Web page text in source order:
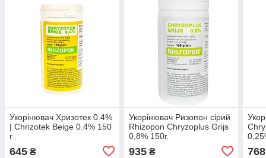
Укорінювач Хризотек 0.4%
| Chrizotek Beige 0.4% 150
г
645 ₴
Укорінювач Ризопон сірий
Rhizopon Chryzoplus Grijs
0,8% 150г.
935₴ 768